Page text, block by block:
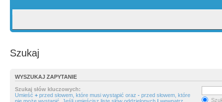
Szukaj
WYSZUKAJ ZAPYTANIE
Szukaj słów kluczowych:
Umieść + przed słowem, które musi wystąpić oraz - przed słowem, które
nie może wystąpić. Jeśli umieścisz listę słów oddzielonych | wewnątrz